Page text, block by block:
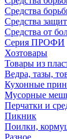
Средства
Средства
Средства от
Серия ПРОФИ
Хозтовары
Товары из
Ведра, тазы,
Кухонные
Мусорные
Перчатки и
Пикник
Поилки,
Разное